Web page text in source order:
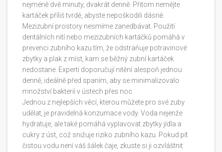
nejméně dvě minuty, dvakrát denně. Přitom nemějte
kartáček příliš tvrdě, abyste nepoškodili dásně.
Mezizubní prostory nesmíme zanedbávat. Použití
dentálních nití nebo mezizubních kartáčků pomáhá v
prevenci zubního kazu tím, že odstraňuje potravinové
zbytky a plak z míst, kam se běžný zubní kartáček
nedostane. Experti doporučují nitění alespoň jednou
denně, ideálně před spaním, aby se minimalizovalo
množství bakterií v ústech přes noc.
Jednou z nejlepších věcí, kterou můžete pro své zuby
udělat, je pravidelná konzumace vody. Voda nejenže
hydratuje, ale také pomáhá vyplavovat zbytky jídla a
cukry z úst, což snižuje riziko zubního kazu. Pokud pít
čistou vodu není váš šálek čaje, zkuste si ji ozvláštnit